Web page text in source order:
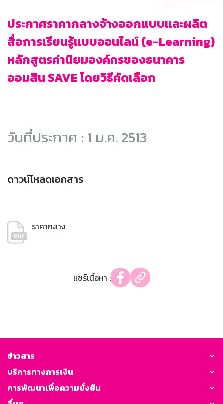
ประกาศราคากลางจ้างออกแบบและผลิต
สื่อการเรียนรู้แบบออนไลน์ (e-Learning)
หลักสูตรค่านิยมองค์กรของธนาคาร
ออมสิน SAVE โดยวิธีคัดเลือก
วันที่ประกาศ : 1 ม.ค. 2513
ดาวน์โหลดเอกสาร
ราคากลาง
แชร์เนื้อหา :
ข่าวสาร
บริการทางการเงิน
การพัฒนาเพื่อความยั่งยืน